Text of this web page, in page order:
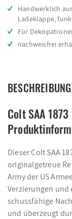
Handwerklich
Ladeklappe,
Für
nachweisfrei
BESCHREIBUNG
Colt SAA
Dieser Colt SAA
originalgetreue
Army der US
Verzierungen und
schussfähige
und überzeugt